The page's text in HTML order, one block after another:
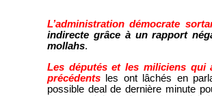
L’administration démocrate
indirecte grâce à un rapport
mollahs.
Les députés et les miliciens qui
précédents les ont lâchés en
possible deal de dernière minute